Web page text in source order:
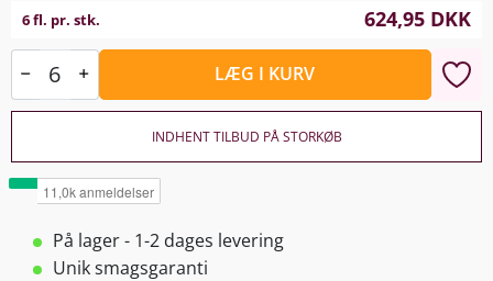
6 fl. pr. stk. 624,95 DKK
LÆG I KURV
INDHENT TILBUD PÅ STORKØB
På lager - 1-2 dages levering
Unik smagsgaranti